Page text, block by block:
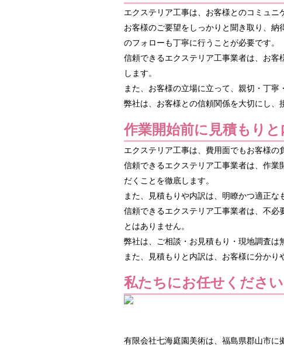
エクステリア工事は、お客様とのコミュニ
お客様のご要望をしっかりと聞き取り、
のフォローも丁寧に行うことが必要です。
信頼できるエクステリア工事業者は、お
します。
また、お客様の立場に立って、親切・丁寧
弊社は、お客様との信頼関係を大切にし、
作業開始前に見積もり
エクステリア工事は、費用面でもお客様の
信頼できるエクステリア工事業者は、作
だくことを徹底します。
また、見積もりや内訳は、明瞭かつ適正な
信頼できるエクステリア工事業者は、不
とはありません。
弊社は、ご相談・お見積もり・現地調査は
また、見積もりと内訳は、お客様に分かり
私たちにお任せください
有限会社七海庭園美術は、福島県郡山市